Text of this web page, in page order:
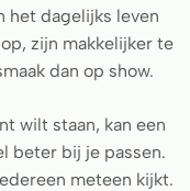
het dagelijks leven
zijn makkelijker te
dan op show.
wilt staan, kan een
beter bij je passen.
meteen kijkt.